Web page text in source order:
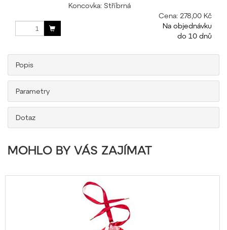
Koncovka: Stříbrná
Cena: 278,00 Kč
Na objednávku
do 10 dnů
Popis
Parametry
Dotaz
MOHLO BY VÁS ZAJÍMAT